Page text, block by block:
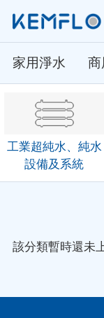
家用淨水 商
工業超純水、純水
設備及系統
該分類暫時還未